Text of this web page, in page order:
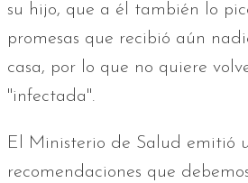
su hijo, que a él también lo
promesas que recibió aún
casa, por lo que no quiere
"infectada".
El Ministerio de Salud emitió
recomendaciones que